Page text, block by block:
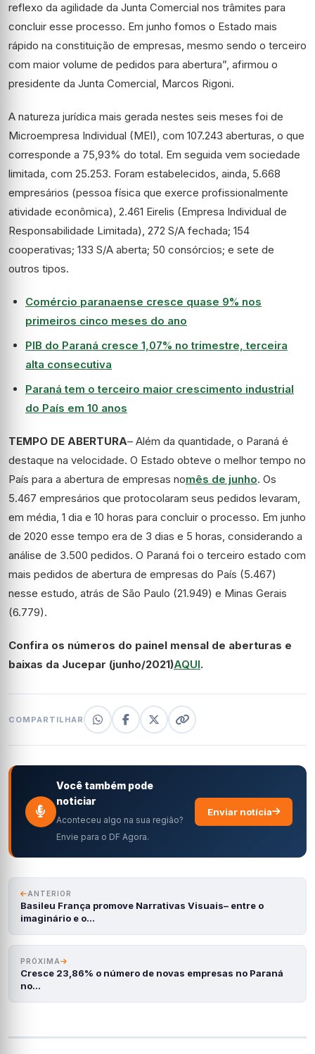
reflexo da agilidade da Junta Comercial nos trâmites para
concluir esse processo. Em junho fomos o Estado mais
rápido na constituição de empresas, mesmo sendo o terceiro
com maior volume de pedidos para abertura”, afirmou o
presidente da Junta Comercial, Marcos Rigoni.
A natureza jurídica mais gerada nestes seis meses foi de
Microempresa Individual (MEI), com 107.243 aberturas, o que
corresponde a 75,93% do total. Em seguida vem sociedade
limitada, com 25.253. Foram estabelecidos, ainda, 5.668
empresários (pessoa física que exerce profissionalmente
atividade econômica), 2.461 Eirelis (Empresa Individual de
Responsabilidade Limitada), 272 S/A fechada; 154
cooperativas; 133 S/A aberta; 50 consórcios; e sete de
outros tipos.
Comércio paranaense cresce quase 9% nos
primeiros cinco meses do ano
PIB do Paraná cresce 1,07% no trimestre, terceira
alta consecutiva
Paraná tem o terceiro maior crescimento industrial
do País em 10 anos
TEMPO DE ABERTURA– Além da quantidade, o Paraná é
destaque na velocidade. O Estado obteve o melhor tempo no
País para a abertura de empresas nomês de junho. Os
5.467 empresários que protocolaram seus pedidos levaram,
em média, 1 dia e 10 horas para concluir o processo. Em junho
de 2020 esse tempo era de 3 dias e 5 horas, considerando a
análise de 3.500 pedidos. O Paraná foi o terceiro estado com
mais pedidos de abertura de empresas do País (5.467)
nesse estudo, atrás de São Paulo (21.949) e Minas Gerais
(6.779).
Confira os números do painel mensal de aberturas e
baixas da Jucepar (junho/2021)AQUI.
COMPARTILHAR
Você também pode
noticiar
Aconteceu algo na sua região?
Envie para o DF Agora.
Enviar notícia
ANTERIOR
Basileu França promove Narrativas Visuais– entre o
imaginário e o…
PRÓXIMA
Cresce 23,86% o número de novas empresas no Paraná
no…